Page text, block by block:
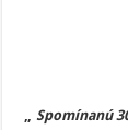
„ Spomínanú